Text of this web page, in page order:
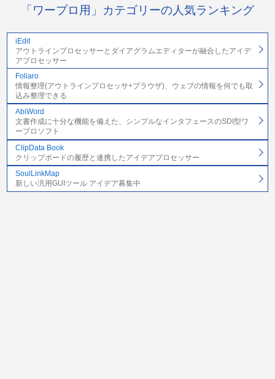
「ワープロ用」カテゴリーの人気ランキング
iEdit
アウトラインプロセッサーとダイアグラムエディターが融合したアイデ
アプロセッサー
Foliaro
情報整理(アウトラインプロセッサ+ブラウザ)、ウェブの情報を何でも取
込み整理できる
AbiWord
文書作成に十分な機能を備えた、シンプルなインタフェースのSDI型ワ
ープロソフト
ClipData Book
クリップボードの履歴と連携したアイデアプロセッサー
SoulLinkMap
新しい汎用GUIツール アイデア募集中